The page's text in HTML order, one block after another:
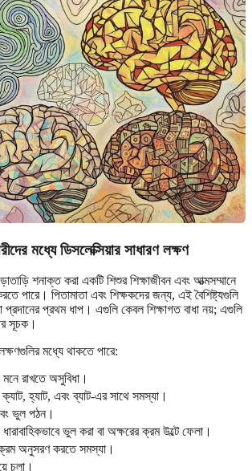
মধ্যে ডিসলেক্সিয়ার সাধারণ লক্ষণ
শনাক্ত করা একটি শিশুর শিক্ষাজীবন এবং আত্মসম্মানে
পারে। পিতামাতা এবং শিক্ষকদের জন্য, এই বৈশিষ্ট্যগুলি
প্রদানের প্রথম ধাপ। এগুলি কেবল শিক্ষাগত বাধা নয়; এগুলি
সূচক।
মধ্যে থাকতে পারে:
মনে রাখতে অসুবিধা।
হ্যাট, এবং ব্যাট-এর সাথে সমস্যা।
ভুল পঠন।
ধারাবাহিকভাবে ভুল করা বা অক্ষরের ক্রম উল্টে ফেলা।
ক্রম অনুসরণ করতে সমস্যা।
চলা।